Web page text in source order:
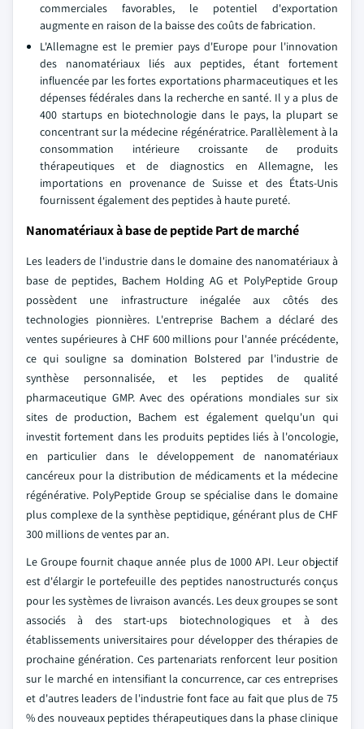
commerciales favorables, le potentiel d'exportation
augmente en raison de la baisse des coûts de fabrication.
L'Allemagne est le premier pays d'Europe pour l'innovation
des nanomatériaux liés aux peptides, étant fortement
influencée par les fortes exportations pharmaceutiques et les
dépenses fédérales dans la recherche en santé. Il y a plus de
400 startups en biotechnologie dans le pays, la plupart se
concentrant sur la médecine régénératrice. Parallèlement à la
consommation intérieure croissante de produits
thérapeutiques et de diagnostics en Allemagne, les
importations en provenance de Suisse et des États-Unis
fournissent également des peptides à haute pureté.
Nanomatériaux à base de peptide Part de marché
Les leaders de l'industrie dans le domaine des nanomatériaux à
base de peptides, Bachem Holding AG et PolyPeptide Group
possèdent une infrastructure inégalée aux côtés des
technologies pionnières. L'entreprise Bachem a déclaré des
ventes supérieures à CHF 600 millions pour l'année précédente,
ce qui souligne sa domination Bolstered par l'industrie de
synthèse personnalisée, et les peptides de qualité
pharmaceutique GMP. Avec des opérations mondiales sur six
sites de production, Bachem est également quelqu'un qui
investit fortement dans les produits peptides liés à l'oncologie,
en particulier dans le développement de nanomatériaux
cancéreux pour la distribution de médicaments et la médecine
régénérative. PolyPeptide Group se spécialise dans le domaine
plus complexe de la synthèse peptidique, générant plus de CHF
300 millions de ventes par an.
Le Groupe fournit chaque année plus de 1000 API. Leur objectif
est d'élargir le portefeuille des peptides nanostructurés conçus
pour les systèmes de livraison avancés. Les deux groupes se sont
associés à des start-ups biotechnologiques et à des
établissements universitaires pour développer des thérapies de
prochaine génération. Ces partenariats renforcent leur position
sur le marché en intensifiant la concurrence, car ces entreprises
et d'autres leaders de l'industrie font face au fait que plus de 75
% des nouveaux peptides thérapeutiques dans la phase clinique